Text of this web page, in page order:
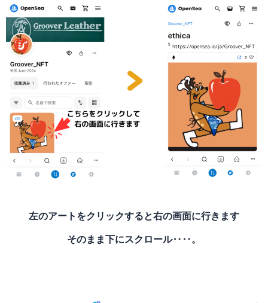
左のアートをクリックすると右の画面に行きます
そのまま下にスクロール‥‥。